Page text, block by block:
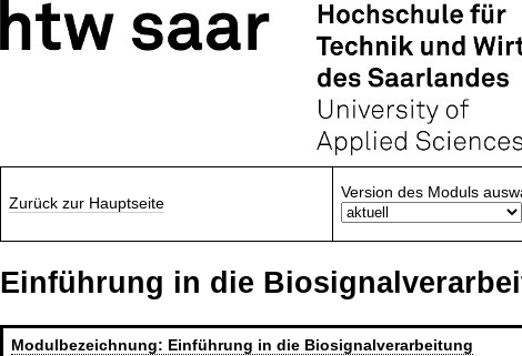
Zurück zur Hauptseite
Version des Moduls
Einführung in die
Modulbezeichnung: Einführung in die Biosignalverarbeitung